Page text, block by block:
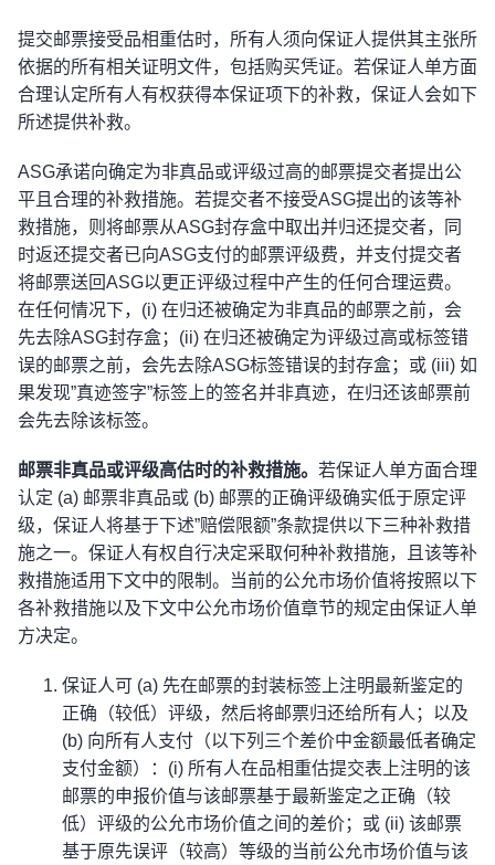
提交邮票接受品相重估时，所有人须向保证人提供其主张所
依据的所有相关证明文件，包括购买凭证。若保证人单方面
合理认定所有人有权获得本保证项下的补救，保证人会如下
所述提供补救。
ASG承诺向确定为非真品或评级过高的邮票提交者提出公
平且合理的补救措施。若提交者不接受ASG提出的该等补
救措施，则将邮票从ASG封存盒中取出并归还提交者，同
时返还提交者已向ASG支付的邮票评级费，并支付提交者
将邮票送回ASG以更正评级过程中产生的任何合理运费。
在任何情况下，(i) 在归还被确定为非真品的邮票之前，会
先去除ASG封存盒；(ii) 在归还被确定为评级过高或标签错
误的邮票之前，会先去除ASG标签错误的封存盒；或 (iii) 如
果发现”真迹签字”标签上的签名并非真迹，在归还该邮票前
会先去除该标签。
邮票非真品或评级高估时的补救措施。 若保证人单方面合理
认定 (a) 邮票非真品或 (b) 邮票的正确评级确实低于原定评
级，保证人将基于下述”赔偿限额”条款提供以下三种补救措
施之一。保证人有权自行决定采取何种补救措施，且该等补
救措施适用下文中的限制。当前的公允市场价值将按照以下
各补救措施以及下文中公允市场价值章节的规定由保证人单
方决定。
保证人可 (a) 先在邮票的封装标签上注明最新鉴定的
正确（较低）评级，然后将邮票归还给所有人；以及
(b) 向所有人支付（以下列三个差价中金额最低者确定
支付金额）：(i) 所有人在品相重估提交表上注明的该
邮票的申报价值与该邮票基于最新鉴定之正确（较
低）评级的公允市场价值之间的差价；或 (ii) 该邮票
基于原先误评（较高）等级的当前公允市场价值与该